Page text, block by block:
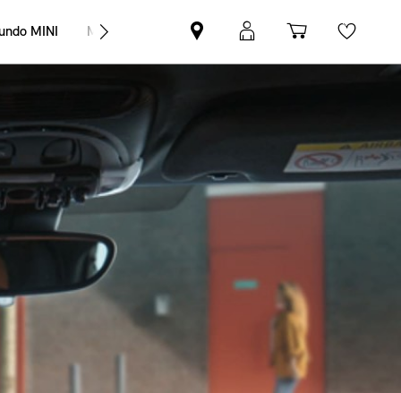
MINI MINI Empresas
Pesquisar
parceiro
Iniciar
sessão
Carrinho
de